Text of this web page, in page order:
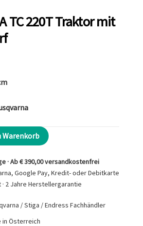
TC 220T Traktor mit
Warenkorb
· Ab € 390,00 versandkostenfrei
Google Pay, Kredit- oder Debitkarte
2 Jahre Herstellergarantie
/ Stiga / Endress Fachhändler
in Österreich